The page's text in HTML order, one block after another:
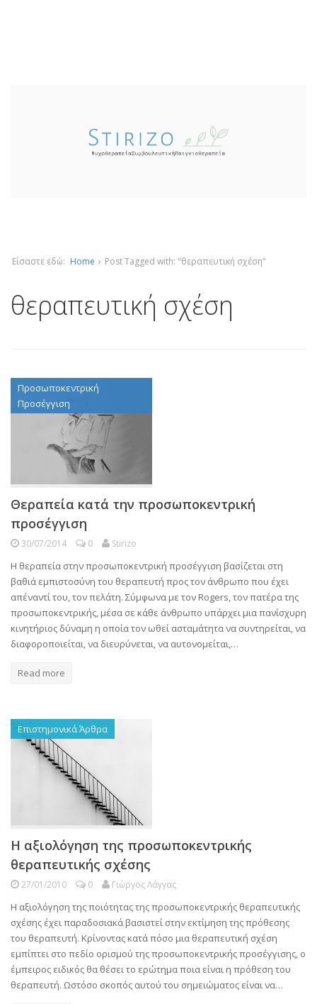
Είσαστε εδώ: Home › Post Tagged with: "θεραπευτική σχέση"
θεραπευτική σχέση
Προσωποκεντρική
Προσέγγιση
Θεραπεία κατά την προσωποκεντρική
προσέγγιση
30/07/2014 0 Stirizo
Η θεραπεία στην προσωποκεντρική προσέγγιση βασίζεται στη
βαθιά εμπιστοσύνη του θεραπευτή προς τον άνθρωπο που έχει
απέναντί του, τον πελάτη. Σύμφωνα με τον Rogers, τον πατέρα της
προσωποκεντρικής, μέσα σε κάθε άνθρωπο υπάρχει μια πανίσχυρη
κινητήριος δύναμη η οποία τον ωθεί ασταμάτητα να συντηρείται, να
διαφοροποιείται, να διευρύνεται, να αυτονομείται,…
Read more
Επιστημονικά Άρθρα
Η αξιολόγηση της προσωποκεντρικής
θεραπευτικής σχέσης
27/01/2010 0 Γιώργος Λάγγας
Η αξιολόγηση της ποιότητας της προσωποκεντρικής θεραπευτικής
σχέσης έχει παραδοσιακά βασιστεί στην εκτίμηση της πρόθεσης
του θεραπευτή. Κρίνοντας κατά πόσο μια θεραπευτική σχέση
εμπίπτει στο πεδίο ορισμού της προσωποκεντρικής προσέγγισης, ο
έμπειρος ειδικός θα θέσει το ερώτημα ποια είναι η πρόθεση του
θεραπευτή. Ωστόσο σκοπός αυτού του σημειώματος είναι να…